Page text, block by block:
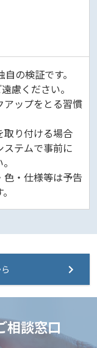
の検証です。
慮ください。
ップをとる習慣
り付ける場合
ステムで事前に
・仕様等は予告
相談窓口